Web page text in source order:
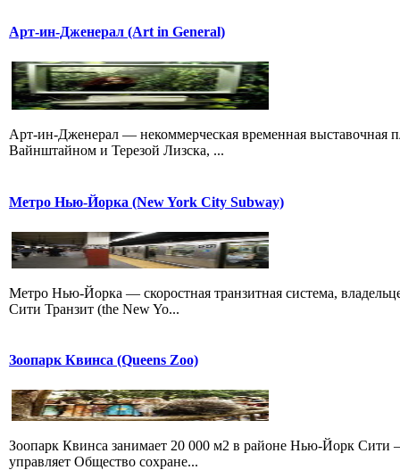
Арт-ин-Дженерал (Art in General)
Арт-ин-Дженерал — некоммерческая временная
Вайнштайном и Терезой Лизска, ...
Метро Нью-Йорка (New York City Subway)
Метро Нью-Йорка — скоростная транзитная система,
Сити Транзит (the New Yo...
Зоопарк Квинса (Queens Zoo)
Зоопарк Квинса занимает 20 000 м2 в районе Нью-Йорк Сити
управляет Общество сохране...